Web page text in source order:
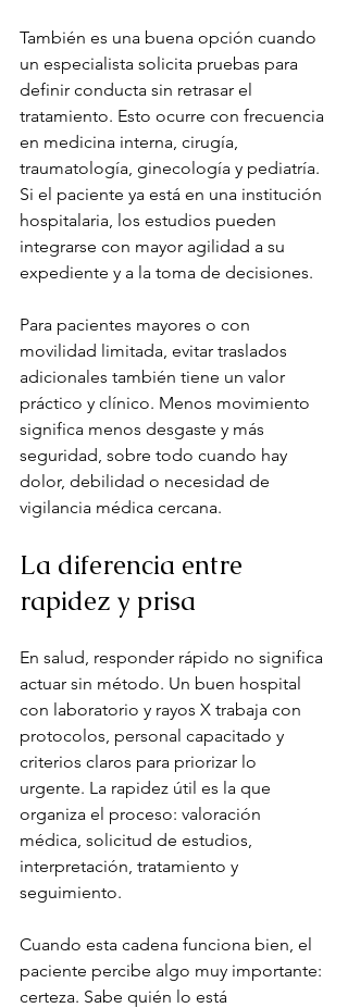
También es una buena opción cuando
un especialista solicita pruebas para
definir conducta sin retrasar el
tratamiento. Esto ocurre con frecuencia
en medicina interna, cirugía,
traumatología, ginecología y pediatría.
Si el paciente ya está en una institución
hospitalaria, los estudios pueden
integrarse con mayor agilidad a su
expediente y a la toma de decisiones.
Para pacientes mayores o con
movilidad limitada, evitar traslados
adicionales también tiene un valor
práctico y clínico. Menos movimiento
significa menos desgaste y más
seguridad, sobre todo cuando hay
dolor, debilidad o necesidad de
vigilancia médica cercana.
La diferencia entre
rapidez y prisa
En salud, responder rápido no significa
actuar sin método. Un buen hospital
con laboratorio y rayos X trabaja con
protocolos, personal capacitado y
criterios claros para priorizar lo
urgente. La rapidez útil es la que
organiza el proceso: valoración
médica, solicitud de estudios,
interpretación, tratamiento y
seguimiento.
Cuando esta cadena funciona bien, el
paciente percibe algo muy importante:
certeza. Sabe quién lo está